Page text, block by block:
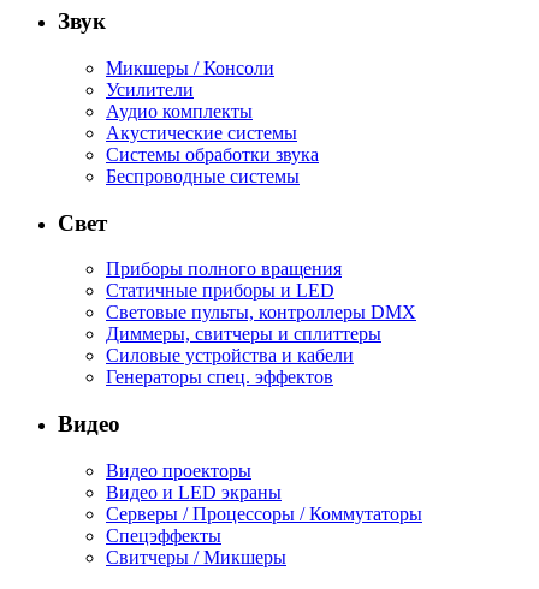
Звук
Микшеры / Консоли
Усилители
Аудио комплекты
Акустические системы
Системы обработки звука
Беспроводные системы
Свет
Приборы полного вращения
Статичные приборы и LED
Световые пульты, контроллеры DMX
Диммеры, свитчеры и сплиттеры
Силовые устройства и кабели
Генераторы спец. эффектов
Видео
Видео проекторы
Видео и LED экраны
Серверы / Процессоры / Коммутаторы
Спецэффекты
Свитчеры / Микшеры